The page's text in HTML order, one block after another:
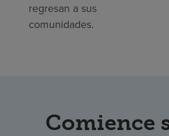
regresan a sus
comunidades.
Comience